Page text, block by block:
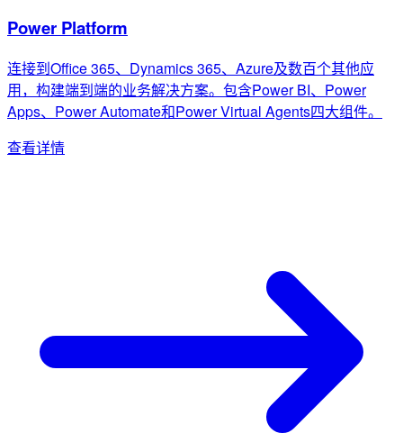
Power Platform
连接到Office 365、Dynamics 365、Azure及数百个其他应
用，构建端到端的业务解决方案。包含Power BI、Power
Apps、Power Automate和Power Virtual Agents四大组件。
查看详情